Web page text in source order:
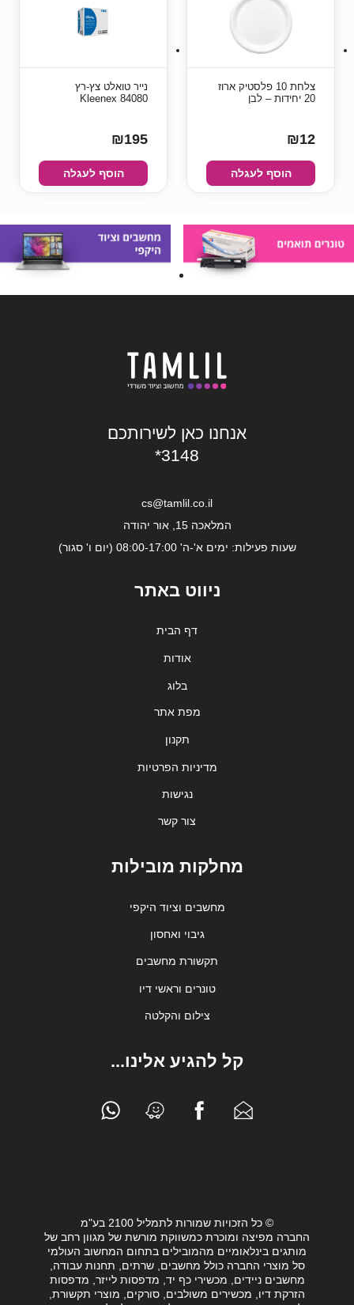
צלחת 10 פלסטיק ארוז
20 יחידות – לבן
₪12
הוסף לעגלה
נייר טואלט צץ-רץ
Kleenex 84080
₪195
הוסף לעגלה
אנחנו כאן לשירותכם
*3148
cs@tamlil.co.il
המלאכה 15, אור יהודה
שעות פעילות: ימים א'-ה' 08:00-17:00 (יום ו' סגור)
ניווט באתר
דף הבית
אודות
בלוג
מפת אתר
תקנון
מדיניות הפרטיות
נגישות
צור קשר
מחלקות מובילות
מחשבים וציוד היקפי
גיבוי ואחסון
תקשורת מחשבים
טונרים וראשי דיו
צילום והקלטה
קל להגיע אלינו...
© כל הזכויות שמורות לתמליל 2100 בע"מ
החברה מפיצה ומוכרת כמשווקת מורשת של מגוון רחב של
מותגים בינלאומיים מהמובילים בתחום המחשוב העולמי
סל מוצרי החברה כולל מחשבים, שרתים, תחנות עבודה,
מחשבים ניידים, מכשירי כף יד, מדפסות לייזר, מדפסות
הזרקת דיו, מכשירים משולבים, סורקים, מוצרי תקשורת,